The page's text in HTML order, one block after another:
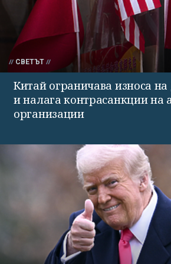
СВЕТЪТ
Китай ограничава износа
и налага контрасанкции на
организации